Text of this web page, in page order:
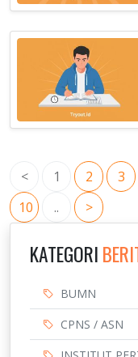
< 1 2 3
10
.. >
KATEGORI
BUMN
CPNS / ASN